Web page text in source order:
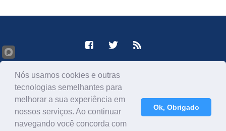
Publicado com
Informações de licença JavaScript
Nós usamos cookies e outras
tecnologias semelhantes para
melhorar a sua experiência em
nossos serviços. Ao continuar
navegando você concorda com
Ok, Obrigado